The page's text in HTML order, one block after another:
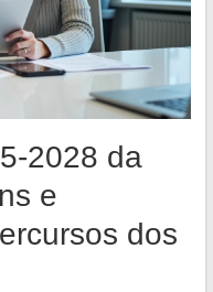
2028 da
e
dos